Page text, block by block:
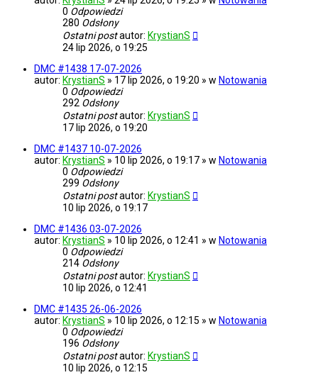
0 Odpowiedzi
280 Odsłony
Ostatni postautor: KrystianS
24 lip 2026, o 19:25
DMC #1438 17-07-2026
autor: KrystianS » 17 lip 2026, o 19:20 » w Notowania
0 Odpowiedzi
292 Odsłony
Ostatni postautor: KrystianS
17 lip 2026, o 19:20
DMC #1437 10-07-2026
autor: KrystianS » 10 lip 2026, o 19:17 » w Notowania
0 Odpowiedzi
299 Odsłony
Ostatni postautor: KrystianS
10 lip 2026, o 19:17
DMC #1436 03-07-2026
autor: KrystianS » 10 lip 2026, o 12:41 » w Notowania
0 Odpowiedzi
214 Odsłony
Ostatni postautor: KrystianS
10 lip 2026, o 12:41
DMC #1435 26-06-2026
autor: KrystianS » 10 lip 2026, o 12:15 » w Notowania
0 Odpowiedzi
196 Odsłony
Ostatni postautor: KrystianS
10 lip 2026, o 12:15